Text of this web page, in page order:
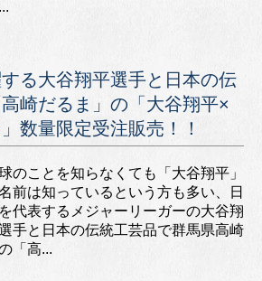
る大谷翔平選手と日本の伝
崎だるま」の「大谷翔平×
数量限定受注販売！！
のことを知らなくても「大谷翔平」
前は知っているという方も多い、日
代表するメジャーリーガーの大谷翔
手と日本の伝統工芸品で群馬県高崎
「高...